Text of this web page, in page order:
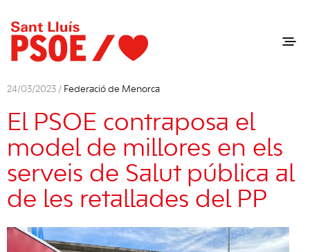
24/03/2023 / Federació de Menorca
El PSOE contraposa el
model de millores en els
serveis de Salut pública al
de les retallades del PP